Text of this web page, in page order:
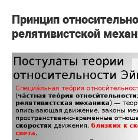
Принцип
релятивистской